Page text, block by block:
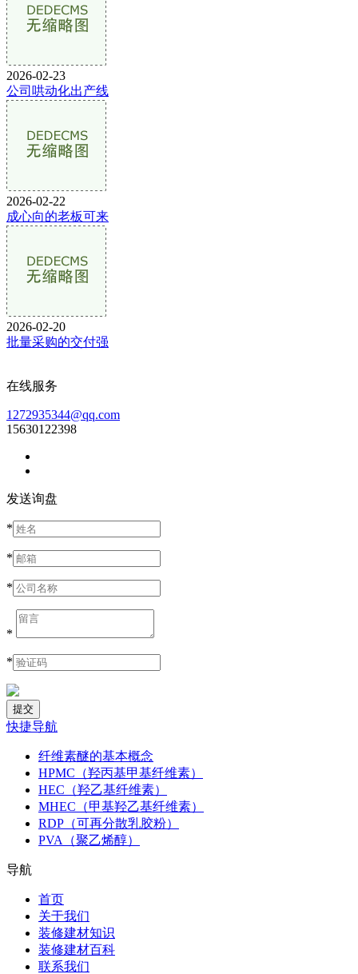
2026-02-23
公司哄动化出产线
2026-02-22
成心向的老板可来
2026-02-20
批量采购的交付强
在线服务
1272935344@qq.com
15630122398
发送询盘
*
*
*
*
*
快捷导航
纤维素醚的基本概念
HPMC（羟丙基甲基纤维素）
HEC（羟乙基纤维素）
MHEC（甲基羟乙基纤维素）
RDP（可再分散乳胶粉）
PVA（聚乙烯醇）
导航
首页
关于我们
装修建材知识
装修建材百科
联系我们